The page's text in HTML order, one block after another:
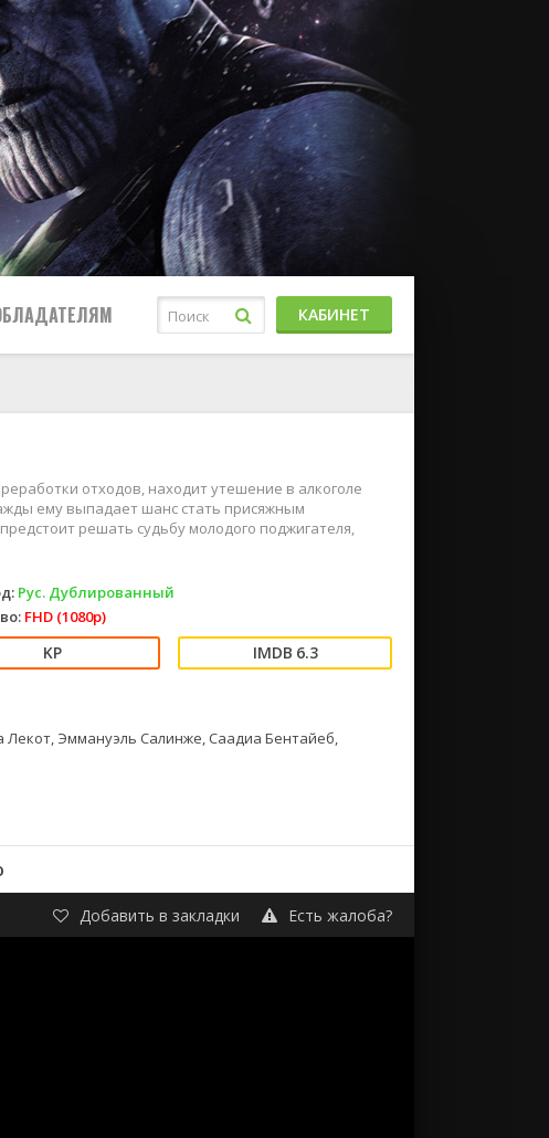
КАБИНЕТ
отходов, находит утешение в алкоголе
ему выпадает шанс стать присяжным
решать судьбу молодого поджигателя,
Рус. Дублированный
FHD (1080p)
6.3
Эммануэль Салинже, Саадиа Бентайеб,
Добавить в закладки Есть жалоба?